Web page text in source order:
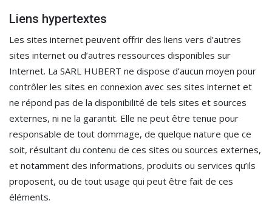
Liens hypertextes
Les sites internet peuvent offrir des liens vers d’autres
sites internet ou d’autres ressources disponibles sur
Internet. La SARL HUBERT ne dispose d’aucun moyen pour
contrôler les sites en connexion avec ses sites internet et
ne répond pas de la disponibilité de tels sites et sources
externes, ni ne la garantit. Elle ne peut être tenue pour
responsable de tout dommage, de quelque nature que ce
soit, résultant du contenu de ces sites ou sources externes,
et notamment des informations, produits ou services qu’ils
proposent, ou de tout usage qui peut être fait de ces
éléments.